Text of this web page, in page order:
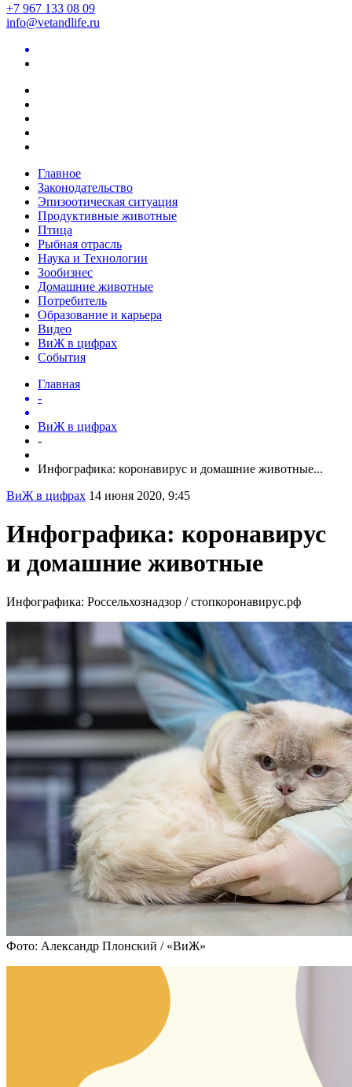
+7 967 133 08 09
info@vetandlife.ru
Главное
Законодательство
Эпизоотическая ситуация
Продуктивные животные
Птица
Рыбная отрасль
Наука и Технологии
Зообизнес
Домашние животные
Потребитель
Образование и карьера
Видео
ВиЖ в цифрах
События
Главная
-
ВиЖ в цифрах
-
Инфографика: коронавирус и домашние животные...
ВиЖ в цифрах 14 июня 2020, 9:45
Инфографика: коронавирус
и домашние животные
Инфографика: Россельхознадзор / стопкоронавирус.рф
Фото: Александр Плонский / «ВиЖ»